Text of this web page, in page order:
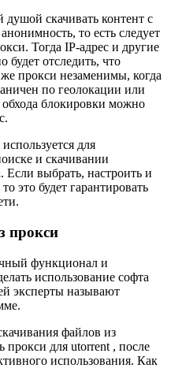
скачивать контент с
то есть следует
Тогда IP-адрес и другие
будет отследить, что
прокси незаменимы, когда
по геолокации или
блокировки можно
для
и скачивании
выбрать, настроить и
это будет гарантировать
прокси
функционал и
использование софта
эксперты называют
файлов из
прокси для utorrent , после
использования. Как